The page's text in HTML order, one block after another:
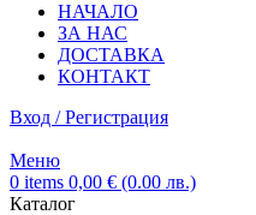
НАЧАЛО
ЗА НАС
ДОСТАВКА
КОНТАКТ
Вход / Регистрация
Меню
0 items 0,00 € (0.00 лв.)
Каталог